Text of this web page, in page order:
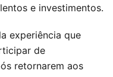
e investimentos.
experiência que
de
retornarem aos